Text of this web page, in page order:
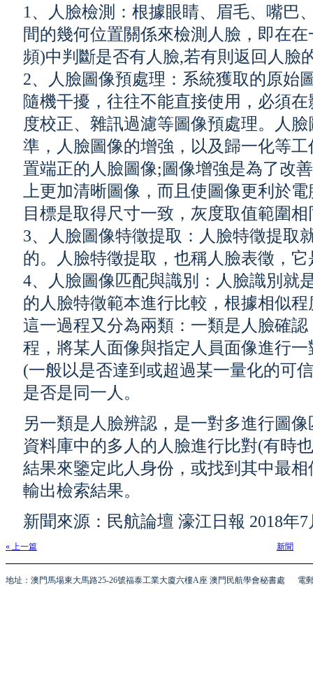
1、人臉檢測：根據眼睛、眉毛、嘴巴
間的幾何位置關係來檢測人臉，即在
頻)中判斷是否有人臉,若有則返回人臉
2、人臉圖像預處理：系統獲取的原始
隨機干擾，往往不能直接使用，必須
度校正、雜訊過濾等圖像預處理。人
準，人臉圖像的增強，以及歸一化等
置端正的人臉圖像;圖像增強是為了改
上更加清晰圖像，而且使圖像更利於
目標是取得尺寸一致，灰度取值範圍
3、人臉圖像特徵提取：人臉特徵提取
的。人臉特徵提取，也稱人臉表徵，
4、人臉圖像匹配與識別：人臉識別就
的人臉特徵範本進行比較，根據相似
這一過程又分為兩類：一類是人臉確
程，將某人面像與指定人員面像進行
(一般以是否達到或超過某一量化的可
是否是同一人。
另一類是人臉辨認，是一對多進行圖
資料庫中的多人的人臉進行比對(有時
結果來鑒定此人身份，或找到其中最
輸出檢索結果。
新聞來源：民航論壇 濠江日報 2018年7
« 上一篇 新聞
地址：澳門馬場東大馬路25-26號福泰工業大廈六樓A座 澳門民航學會秘書處 電